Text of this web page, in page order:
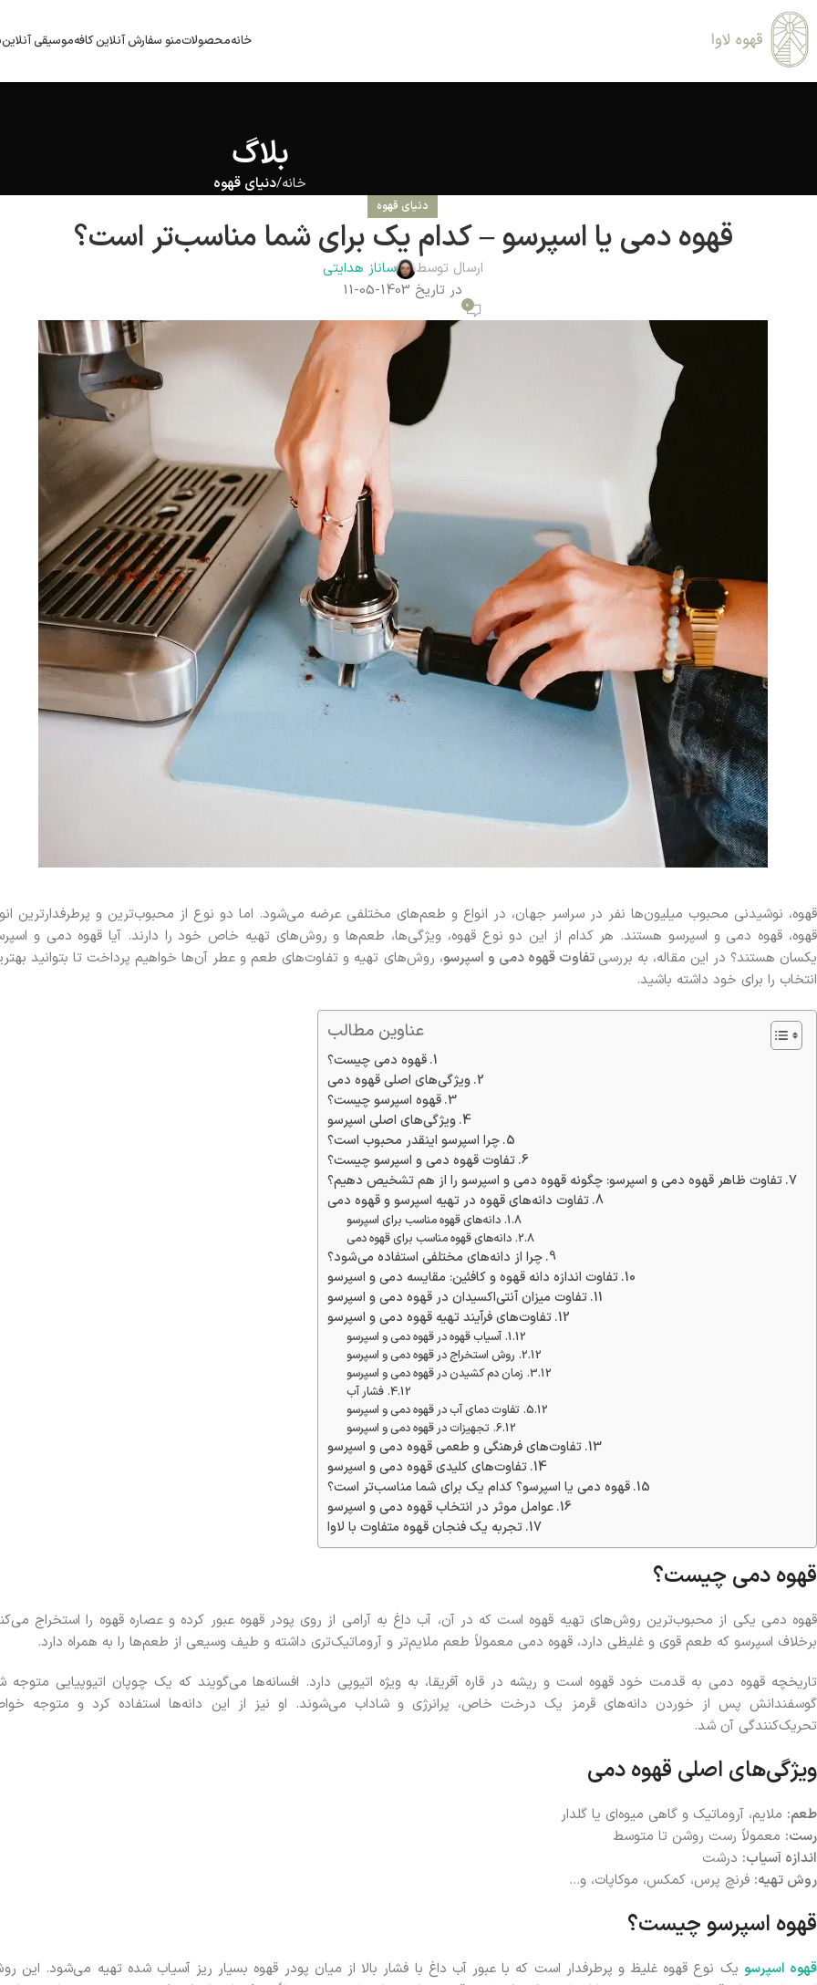
خانهمحصولاتمنو سفارش آنلاین کافهموسیقی آنلاین
بلاگ
خانه دنیای قهوه
دنیای قهوه
قهوه دمی یا اسپرسو – کدام یک برای شما مناسب‌تر است؟
ارسال توسط
ساناز هدایتی
در تاریخ 1403-05-11
0
قهوه، نوشیدنی محبوب میلیون‌ها نفر در سراسر جهان، در انواع و طعم‌های مختلفی عرضه می‌شود. اما دو نوع از محبوب‌ترین و پرطرفدارترین
قهوه، قهوه دمی و اسپرسو هستند. هر کدام از این دو نوع قهوه، ویژگی‌ها، طعم‌ها و روش‌های تهیه خاص خود را دارند. آیا قهوه دمی و
یکسان هستند؟ در این مقاله، به بررسی تفاوت قهوه دمی و اسپرسو، روش‌های تهیه و تفاوت‌های طعم و عطر آن‌ها خواهیم پرداخت تا بتوانید
انتخاب را برای خود داشته باشید.
عناوین مطالب
قهوه دمی چیست؟
ویژگی‌های اصلی قهوه دمی
قهوه اسپرسو چیست؟
ویژگی‌های اصلی اسپرسو
چرا اسپرسو اینقدر محبوب است؟
تفاوت قهوه دمی و اسپرسو چیست؟
تفاوت ظاهر قهوه دمی و اسپرسو: چگونه قهوه دمی و اسپرسو را از هم تشخیص دهیم؟
تفاوت دانه‌های قهوه در تهیه اسپرسو و قهوه دمی
دانه‌های قهوه مناسب برای اسپرسو
دانه‌های قهوه مناسب برای قهوه دمی
چرا از دانه‌های مختلفی استفاده می‌شود؟
تفاوت اندازه دانه قهوه و کافئین: مقایسه دمی و اسپرسو
تفاوت میزان آنتی‌اکسیدان در قهوه دمی و اسپرسو
تفاوت‌های فرآیند تهیه قهوه دمی و اسپرسو
آسیاب قهوه در قهوه دمی و اسپرسو
روش استخراج در قهوه دمی و اسپرسو
زمان دم کشیدن در قهوه دمی و اسپرسو
فشار آب
تفاوت دمای آب در قهوه دمی و اسپرسو
تجهیزات در قهوه دمی و اسپرسو
تفاوت‌های فرهنگی و طعمی قهوه دمی و اسپرسو
تفاوت‌های کلیدی قهوه دمی و اسپرسو
قهوه دمی یا اسپرسو؟ کدام یک برای شما مناسب‌تر است؟
عوامل موثر در انتخاب قهوه دمی و اسپرسو
تجربه یک فنجان قهوه متفاوت با لاوا
قهوه دمی چیست؟
قهوه دمی یکی از محبوب‌ترین روش‌های تهیه قهوه است که در آن، آب داغ به آرامی از روی پودر قهوه عبور کرده و عصاره قهوه را استخراج
برخلاف اسپرسو که طعم قوی و غلیظی دارد، قهوه دمی معمولاً طعم ملایم‌تر و آروماتیک‌تری داشته و طیف وسیعی از طعم‌ها را به همراه دارد.
تاریخچه قهوه دمی به قدمت خود قهوه است و ریشه در قاره آفریقا، به ویژه اتیوپی دارد. افسانه‌ها می‌گویند که یک چوپان اتیوپیایی متوجه
گوسفندانش پس از خوردن دانه‌های قرمز یک درخت خاص، پرانرژی و شاداب می‌شوند. او نیز از این دانه‌ها استفاده کرد و متوجه
تحریک‌کنندگی آن شد.
ویژگی‌های اصلی قهوه دمی
طعم: ملایم، آروماتیک و گاهی میوه‌ای یا گلدار
رست: معمولاً رست روشن تا متوسط
اندازه آسیاب: درشت
روش تهیه: فرنچ پرس، کمکس، موکاپات، و…
قهوه اسپرسو چیست؟
قهوه اسپرسو یک نوع قهوه غلیظ و پرطرفدار است که با عبور آب داغ با فشار بالا از میان پودر قهوه بسیار ریز آسیاب شده تهیه می‌شود. این